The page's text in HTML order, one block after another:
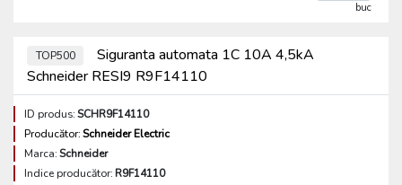
buc
TOP500
Siguranta automata 1C 10A 4,5kA
Schneider RESI9 R9F14110
ID produs:SCHR9F14110
Producător:Schneider Electric
Marca:Schneider
Indice producător:R9F14110